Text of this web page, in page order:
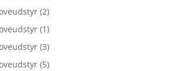
(2)
(1)
(3)
(5)